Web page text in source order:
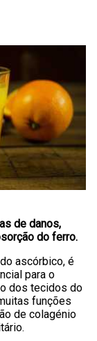
de danos,
do ferro.
ascórbico, é
para o
dos tecidos do
funções
de colagénio